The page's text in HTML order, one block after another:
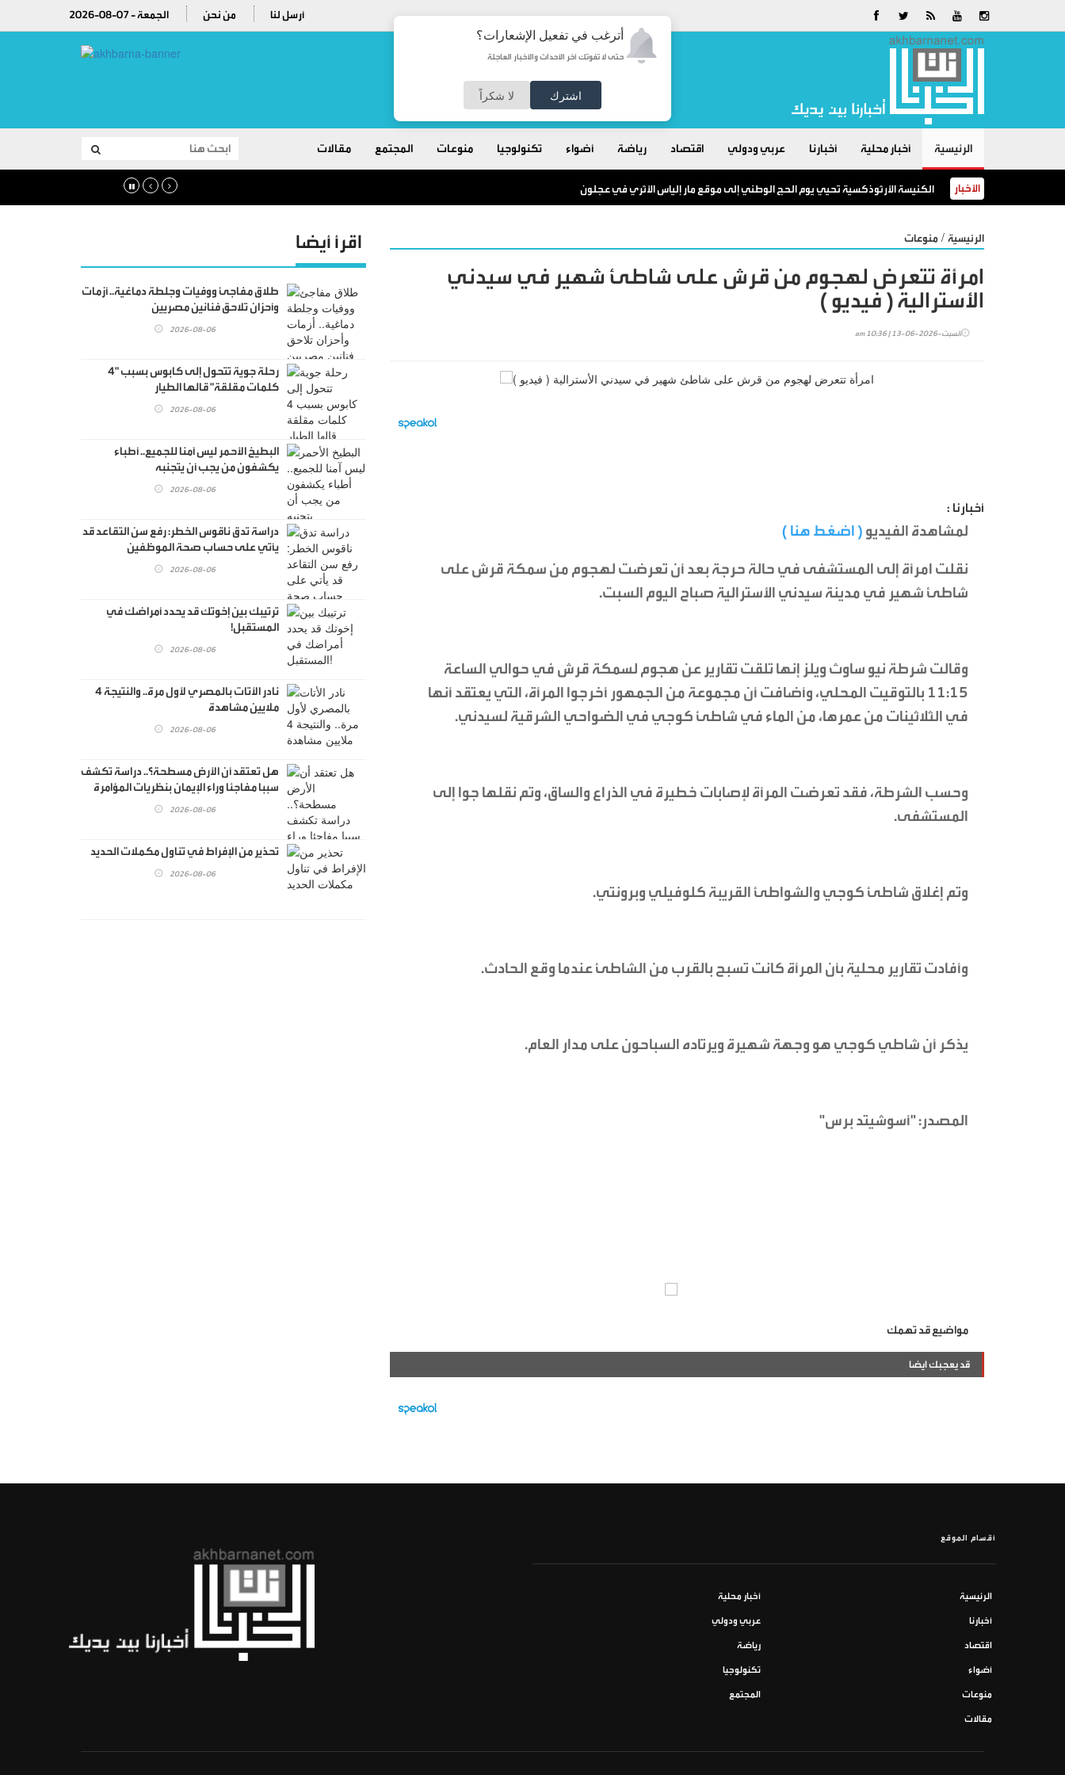
أترغب في تفعيل الإشعارات؟
حتى لا تفوتك آخر الأحداث والأخبار العاجلة
اشترك لا شكراً
2026-08-07 - الجمعة من نحن أرسل لنا
الرئيسية أخبار محلية أخبارنا عربي ودولي اقتصاد رياضة أضواء تكنولوجيا منوعات المجتمع مقالات
الأخبار الكنيسة الأرثوذكسية تحيي يوم الحج الوطني إلى موقع مار إلياس الأثري في عجلون
الرئيسية / منوعات
امرأة تتعرض لهجوم من قرش على شاطئ شهير في سيدني
الأسترالية ( فيديو )
السبت-2026-06-13 | 10:36 am
أخبارنا :
لمشاهدة الفيديو ( اضغط هنا )
نقلت امرأة إلى المستشفى في حالة حرجة بعد أن تعرضت لهجوم من سمكة قرش على
شاطئ شهير في مدينة سيدني الأسترالية صباح اليوم السبت.
وقالت شرطة نيو ساوث ويلز إنها تلقت تقارير عن هجوم لسمكة قرش في حوالي الساعة
11:15 بالتوقيت المحلي، وأضافت أن مجموعة من الجمهور أخرجوا المرأة، التي يعتقد أنها
في الثلاثينات من عمرها، من الماء في شاطئ كوجي في الضواحي الشرقية لسيدني.
وحسب الشرطة، فقد تعرضت المرأة لإصابات خطيرة في الذراع والساق، وتم نقلها جوا إلى
المستشفى.
وتم إغلاق شاطئ كوجي والشواطئ القريبة كلوفيلي وبرونتي.
وأفادت تقارير محلية بأن المرأة كانت تسبح بالقرب من الشاطئ عندما وقع الحادث.
يذكر أن شاطي كوجي هو وجهة شهيرة ويرتاده السباحون على مدار العام.
المصدر: "أسوشيتد برس"
مواضيع قد تهمك
قد يعجبك ايضا
اقرأ أيضا
طلاق مفاجئ ووفيات وجلطة دماغية.. أزمات
وأحزان تلاحق فنانين مصريين
2026-08-06
رحلة جوية تتحول إلى كابوس بسبب "4
كلمات مقلقة" قالها الطيار
2026-08-06
البطيخ الأحمر ليس آمنا للجميع.. أطباء
يكشفون من يجب أن يتجنبه
2026-08-06
دراسة تدق ناقوس الخطر: رفع سن التقاعد قد
يأتي على حساب صحة الموظفين
2026-08-06
ترتيبك بين إخوتك قد يحدد أمراضك في
المستقبل!
2026-08-06
نادر الأتات بالمصري لأول مرة.. والنتيجة 4
ملايين مشاهدة
2026-08-06
هل تعتقد أن الأرض مسطحة؟.. دراسة تكشف
سببا مفاجئا وراء الإيمان بنظريات المؤامرة
2026-08-06
تحذير من الإفراط في تناول مكملات الحديد
2026-08-06
أقسام الموقع
الرئيسية أخبار محلية
أخبارنا عربي ودولي
اقتصاد رياضة
أضواء تكنولوجيا
منوعات المجتمع
مقالات